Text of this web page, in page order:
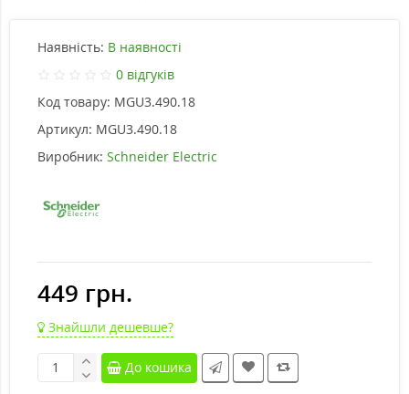
Наявність: В наявності
0 відгуків
Код товару: MGU3.490.18
Артикул: MGU3.490.18
Виробник: Schneider Electric
449 грн.
Знайшли дешевше?
До кошика